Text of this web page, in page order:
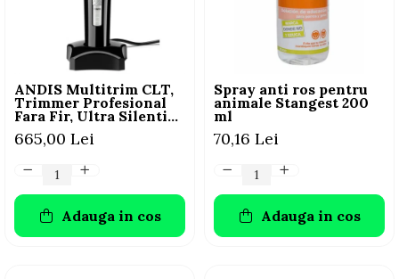
AFECTIUNI OCULARE
AFECTIUNI URINARE
IMUNITATE
LAPTE PRAF
AFECTIUNI OCULARE
AFECTIUNI URINARE
IMUNITATE
LAPTE PRAF
ANDIS Multitrim CLT,
Trimmer Profesional
Fara Fir, Ultra Silentios
Pentru Caini Si Pisici
665,00 Lei
Adauga in cos
Spray anti ros pentru
animale Stangest 200
ml
70,16 Lei
Adauga in cos